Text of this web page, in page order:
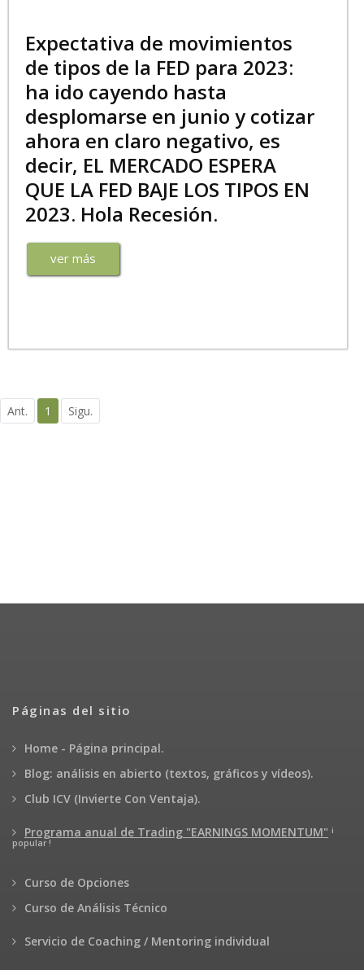
Expectativa de movimientos
de tipos de la FED para 2023:
ha ido cayendo hasta
desplomarse en junio y cotizar
ahora en claro negativo, es
decir, EL MERCADO ESPERA
QUE LA FED BAJE LOS TIPOS EN
2023. Hola Recesión.
ver más
Ant. 1 Sigu.
Páginas del sitio
Home - Página principal.
Blog: análisis en abierto (textos, gráficos y vídeos).
Club ICV (Invierte Con Ventaja).
Programa anual de Trading "EARNINGS MOMENTUM" ¡
popular !
Curso de Opciones
Curso de Análisis Técnico
Servicio de Coaching / Mentoring individual